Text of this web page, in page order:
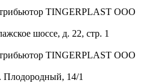
TINGERPLAST ООО
шоссе, д. 22, стр. 1
TINGERPLAST ООО
Плодородный, 14/1